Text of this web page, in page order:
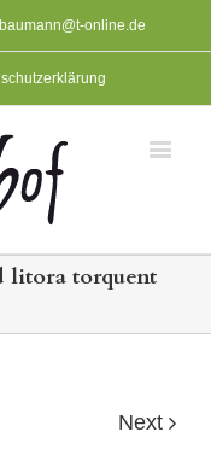
online.de
litora torquent
Next